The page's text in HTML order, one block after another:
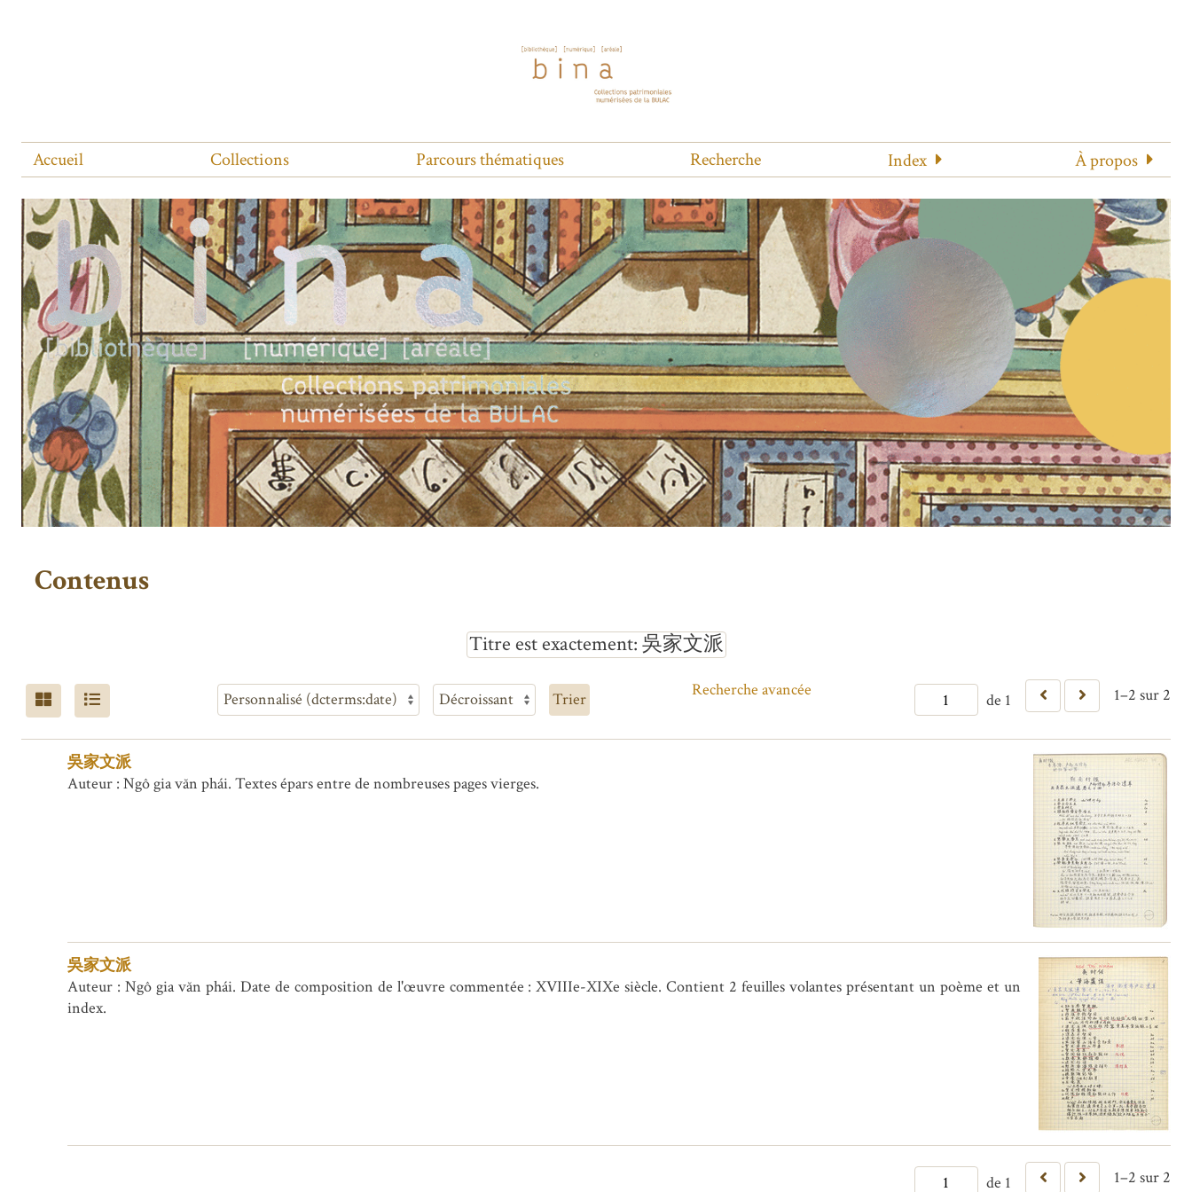
Accueil Collections Parcours thématiques Recherche Index À propos
Contenus
Titre est exactement 吳家文派
de 1 1–2 sur 2
Recherche avancée
Trier
吳家文派
Auteur : Ngô gia văn phái. Textes épars entre de nombreuses pages vierges.
吳家文派
Auteur : Ngô gia văn phái. Date de composition de l'œuvre commentée : XVIIIe-XIXe siècle. Contient 2 feuilles volantes présentant un poème et un
index.
de 1 1–2 sur 2